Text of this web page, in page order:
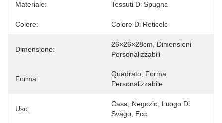
Materiale: Tessuti Di Spugna
Colore: Colore Di Reticolo
Dimensione:
26×26×28cm, Dimensioni
Personalizzabili
Forma:
Quadrato, Forma
Personalizzabile
Uso:
Casa, Negozio, Luogo Di
Svago, Ecc.